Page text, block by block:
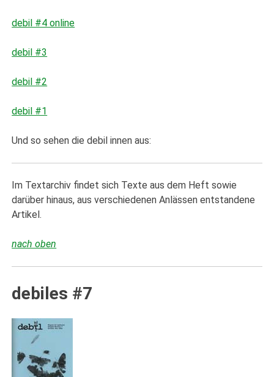
debil #4 online
debil #3
debil #2
debil #1
Und so sehen die debil innen aus:
Im Textarchiv findet sich Texte aus dem Heft sowie
darüber hinaus, aus verschiedenen Anlässen entstandene
Artikel.
nach oben
debiles #7